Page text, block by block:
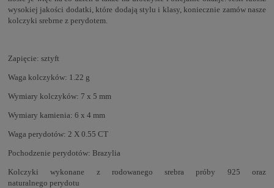
wysokiej jakości dodatki, które dodają stylu i klasy, koniecznie zamów nasze
kolczyki srebrne z perydotem.
Zapięcie: sztyft
Waga kolczyków: 1.22 g
Wymiary kolczyków: 7 x 5 mm
Wymiary kamienia: 6 x 4 mm
Waga perydotów: 2 X 0.55 CT
Pochodzenie perydotów: Brazylia
Kolczyki wykonane z rodowanego srebra próby 925 oraz
naturalnego perydotu